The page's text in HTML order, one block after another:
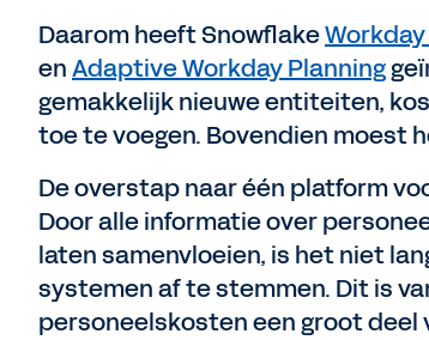
Daarom heeft Snowflake
enAdaptive Workday Planning
gemakkelijk nieuwe entiteiten,
toe te voegen. Bovendien moest
De overstap naar één platform
Door alle informatie over
laten samenvloeien, is het niet
systemen af te stemmen. Dit is
personeelskosten een groot deel